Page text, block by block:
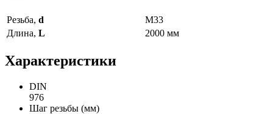
Резьба, d
М33
Длина, L 2000 мм
Характеристики
DIN
976
Шаг резьбы (мм)